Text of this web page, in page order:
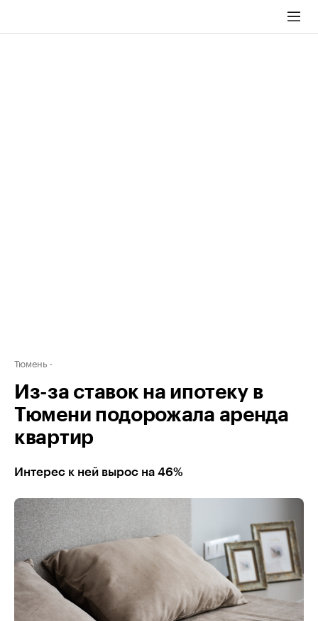
Тюмень
Из-за ставок на ипотеку в
Тюмени подорожала аренда
квартир
Интерес к ней вырос на 46%